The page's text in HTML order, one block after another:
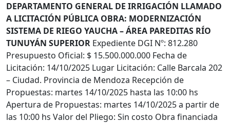
DEPARTAMENTO GENERAL DE IRRIGACIÓN LLAMADO
A LICITACIÓN PÚBLICA OBRA: MODERNIZACIÓN
SISTEMA DE RIEGO YAUCHA – ÁREA PAREDITAS RÍO
TUNUYÁN SUPERIOR Expediente DGI Nº: 812.280
Presupuesto Oficial: $ 15.500.000.000 Fecha de
Licitación: 14/10/2025 Lugar Licitación: Calle Barcala 202
– Ciudad. Provincia de Mendoza Recepción de
Propuestas: martes 14/10/2025 hasta las 10:00 hs
Apertura de Propuestas: martes 14/10/2025 a partir de
las 10:00 hs Valor del Pliego: Sin costo Obra financiada